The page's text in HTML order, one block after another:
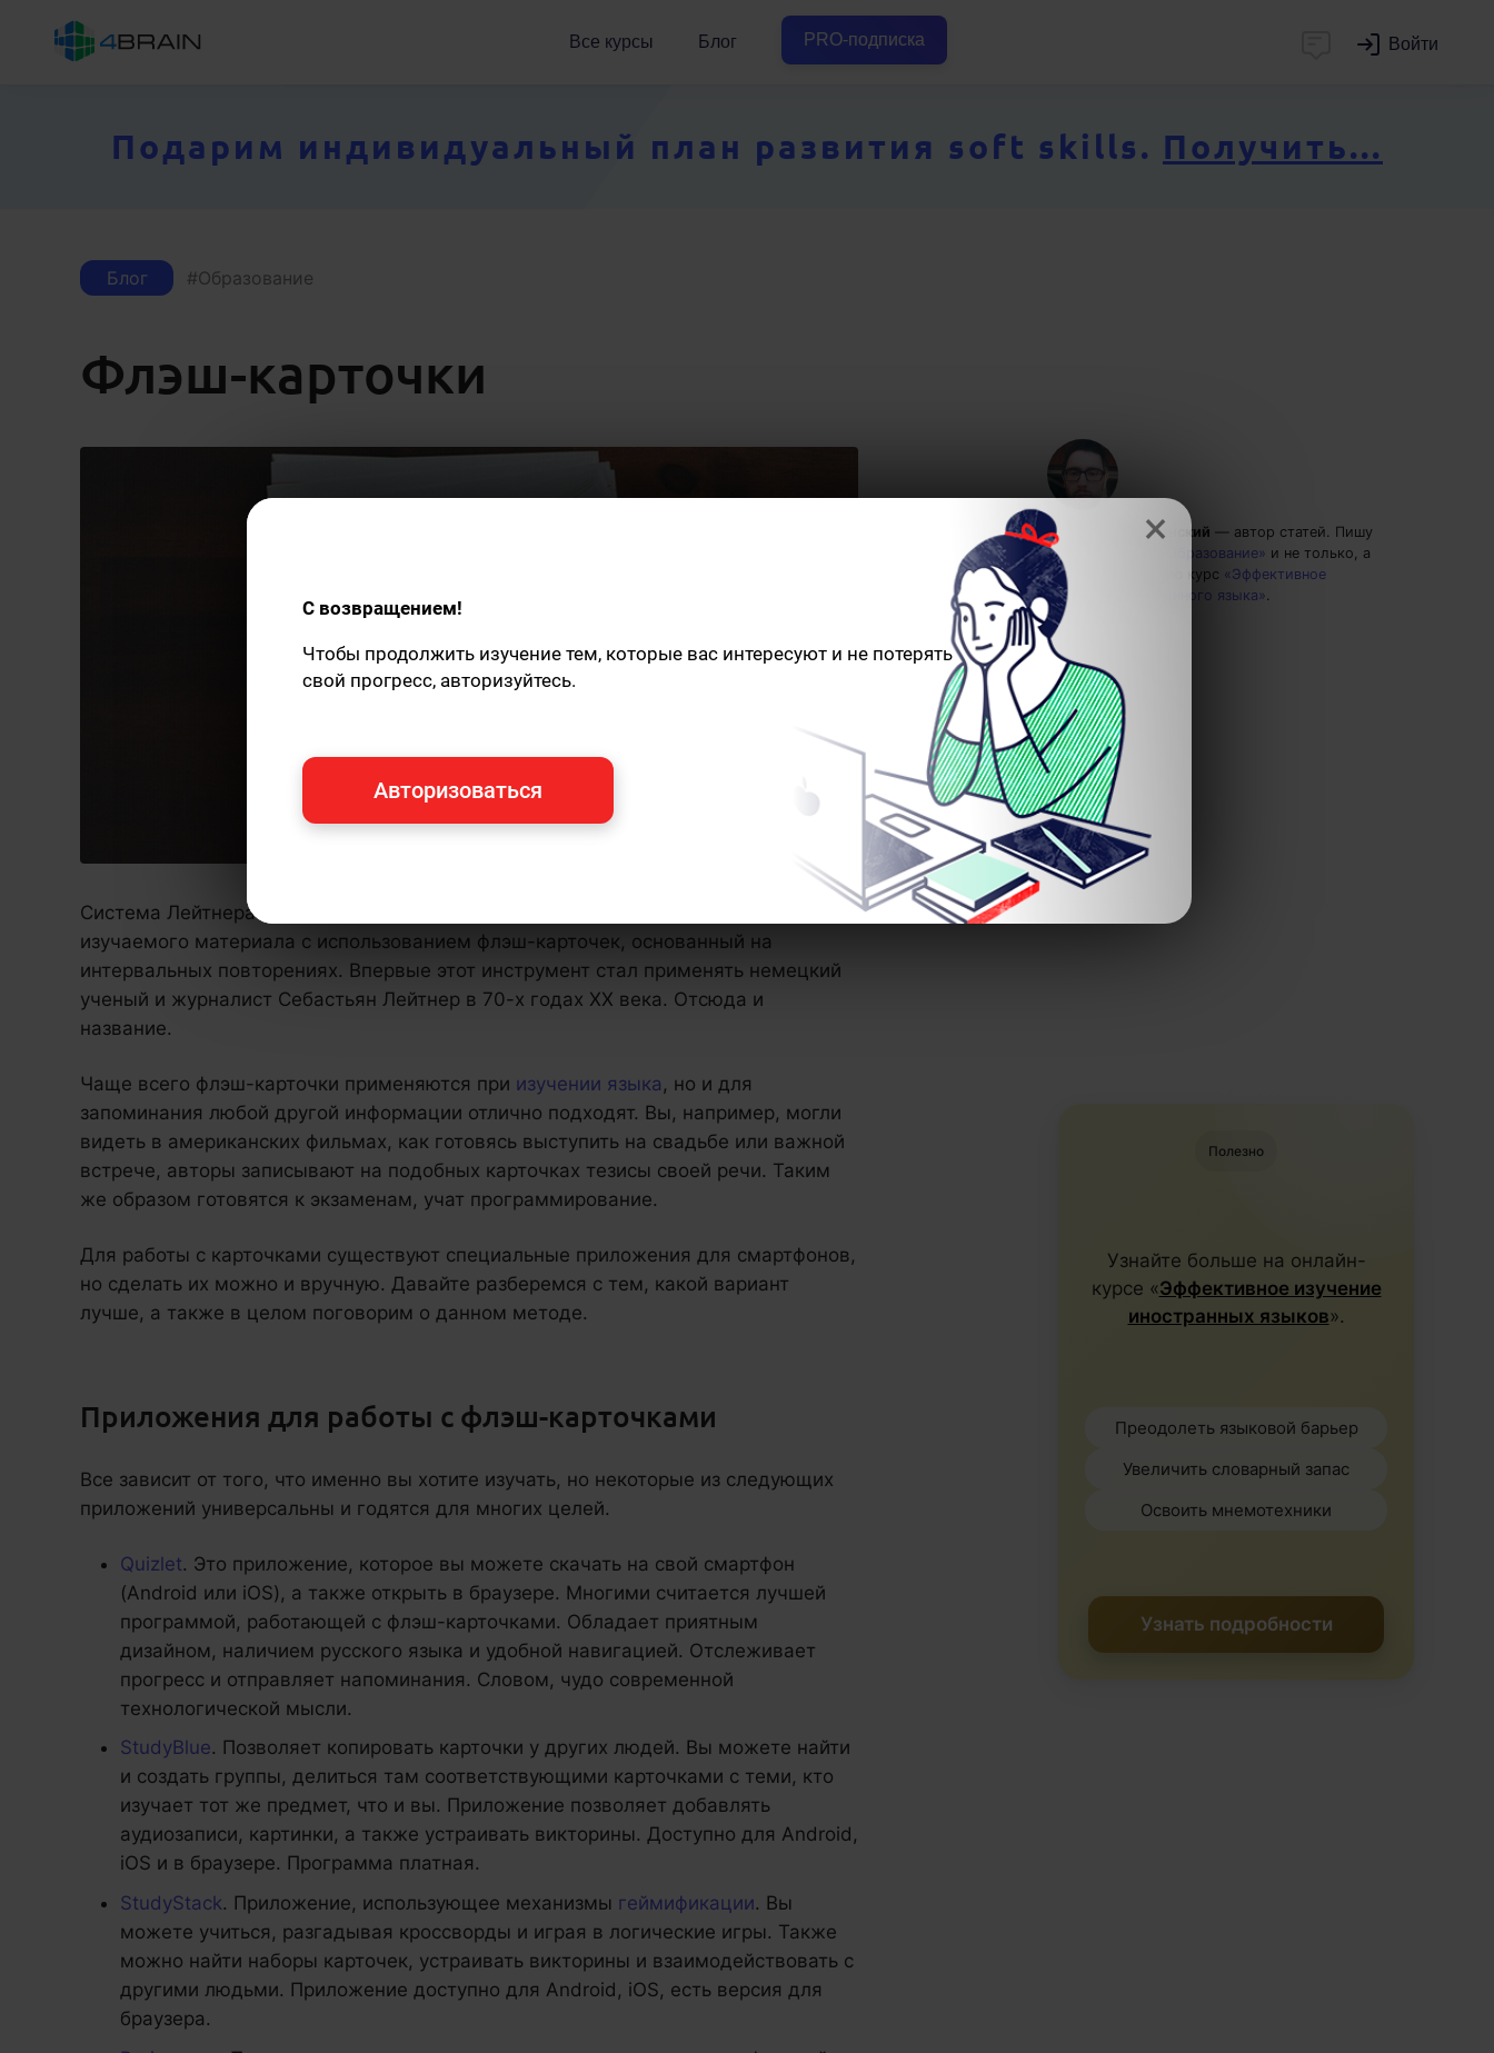
Все курсы Блог PRO-подписка Войти
Подарим индивидуальный план развития soft skills. Получить...
Блог Образование
Флэш-карточки
Григорий Кшеминский — автор статей. Пишу
статьи по теме
«Образование» и не только, а
также рекомендую курс «Эффективное
изучение иностранного языка».
Система Лейтнера — это метод для эффективного
изучаемого материала с использованием флэш-карточек, основанный на
интервальных повторениях. Впервые этот инструмент стал применять немецкий
ученый и журналист Себастьян Лейтнер в 70-х годах XX века. Отсюда и
название.
Чаще всего флэш-карточки применяются при изучении языка , но и для
запоминания любой другой информации отлично подходят. Вы, например, могли
видеть в американских фильмах, как готовясь выступить на свадьбе или важной
встрече, авторы записывают на подобных карточках тезисы своей речи. Таким
же образом готовятся к экзаменам, учат программирование.
Для работы с карточками существуют специальные приложения для смартфонов,
но сделать их можно и вручную. Давайте разберемся с тем, какой вариант
лучше, а также в целом поговорим о данном методе.
Приложения для работы с флэш-карточками
Все зависит от того, что именно вы хотите изучать, но некоторые из следующих
приложений универсальны и годятся для многих целей.
Quizlet. Это приложение, которое вы можете скачать на свой смартфон
(Android или iOS), а также открыть в браузере. Многими считается лучшей
программой, работающей с флэш-карточками. Обладает приятным
дизайном, наличием русского языка и удобной навигацией. Отслеживает
прогресс и отправляет напоминания. Словом, чудо современной
технологической мысли.
StudyBlue. Позволяет копировать карточки у других людей. Вы можете найти
и создать группы, делиться там соответствующими карточками с теми, кто
изучает тот же предмет, что и вы. Приложение позволяет добавлять
аудиозаписи, картинки, а также устраивать викторины. Доступно для Android,
iOS и в браузере. Программа платная.
StudyStack. Приложение, использующее механизмы геймификации. Вы
можете учиться, разгадывая кроссворды и играя в логические игры. Также
можно найти наборы карточек, устраивать викторины и взаимодействовать с
другими людьми. Приложение доступно для Android, iOS, есть версия для
браузера.
Полезно
Узнайте больше на онлайн-
курсе «Эффективное изучение
иностранных языков».
Преодолеть языковой барьер
Увеличить словарный запас
Освоить мнемотехники
Узнать подробности
×
С возвращением!
Чтобы продолжить изучение тем, которые вас интересуют и не потерять
свой прогресс, авторизуйтесь.
Авторизоваться